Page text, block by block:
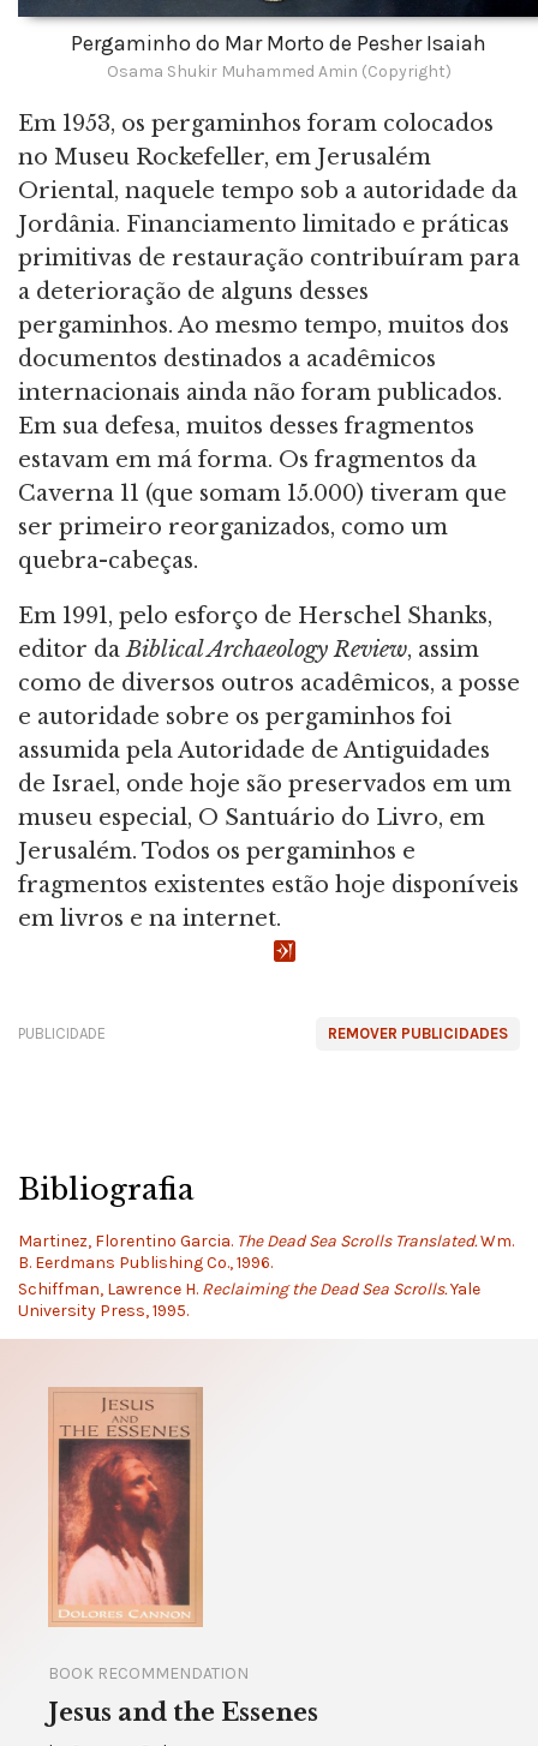
Pergaminho do Mar Morto de Pesher Isaiah
Osama Shukir Muhammed Amin (Copyright)
Em 1953, os pergaminhos foram colocados
no Museu Rockefeller, em Jerusalém
Oriental, naquele tempo sob a autoridade da
Jordânia. Financiamento limitado e práticas
primitivas de restauração contribuíram para
a deterioração de alguns desses
pergaminhos. Ao mesmo tempo, muitos dos
documentos destinados a acadêmicos
internacionais ainda não foram publicados.
Em sua defesa, muitos desses fragmentos
estavam em má forma. Os fragmentos da
Caverna 11 (que somam 15.000) tiveram que
ser primeiro reorganizados, como um
quebra-cabeças.
Em 1991, pelo esforço de Herschel Shanks,
editor daBiblical Archaeology Review, assim
como de diversos outros acadêmicos, a posse
e autoridade sobre os pergaminhos foi
assumida pela Autoridade de Antiguidades
de Israel, onde hoje são preservados em um
museu especial, O Santuário do Livro, em
Jerusalém. Todos os pergaminhos e
fragmentos existentes estão hoje disponíveis
em livros e na internet.
REMOVER PUBLICIDADES
PUBLICIDADE
Bibliografia
Martinez, Florentino Garcia. The Dead Sea Scrolls Translated.Wm.
B. Eerdmans Publishing Co., 1996.
Schiffman, Lawrence H. Reclaiming the Dead Sea Scrolls.Yale
University Press, 1995.
BOOK RECOMMENDATION
Jesus and the Essenes